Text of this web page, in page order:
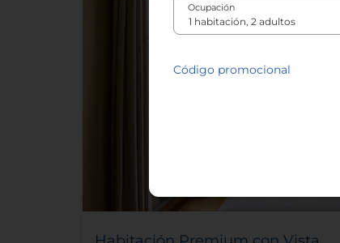
Ocupación
Código promocional